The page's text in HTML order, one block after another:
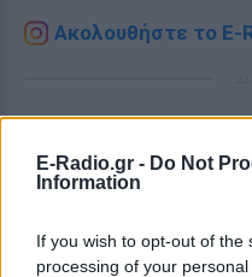
E-Radio.gr - Do Not
Information
If you wish to opt-out of
processing of your
Ακολουθήστε το E-